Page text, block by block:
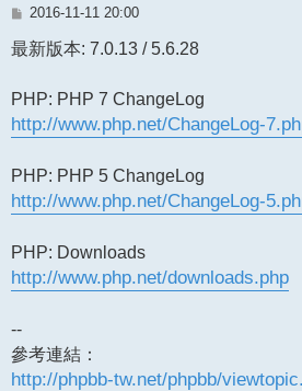
文
2016-11-11 20:00
最新版本: 7.0.13 / 5.6.28
PHP: PHP 7 ChangeLog
http://www.php.net/ChangeLog-
PHP: PHP 5 ChangeLog
http://www.php.net/ChangeLog-
PHP: Downloads
http://www.php.net/downloads.php
--
參考連結：
http://phpbb-tw.net/phpbb/